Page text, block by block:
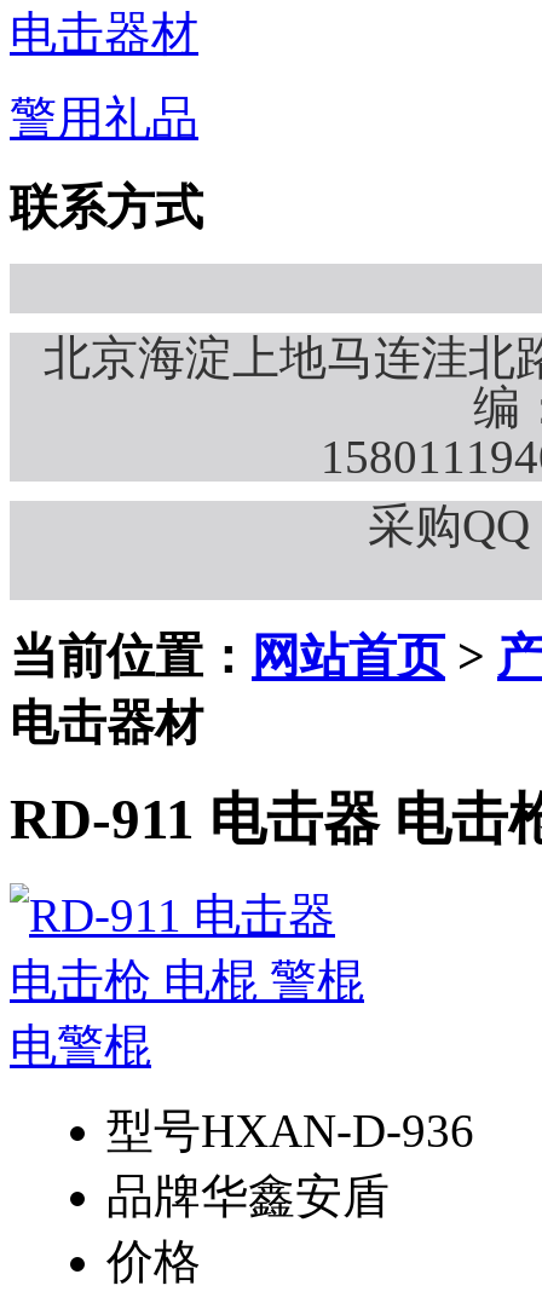
电击器材
警用礼品
联系方式
北京海淀上地马连洼北
编
采购QQ
当前位置： 网站首页>
电击器材
RD-911 电击器 电击
型号HXAN-D-936
品牌华鑫安盾
价格